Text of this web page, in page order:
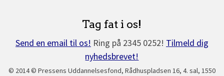
Tag fat i os!
Send en email til os! Ring på 2345 0252! Tilmeld dig
nyhedsbrevet!
© 2014 © Pressens Uddannelsesfond, Rådhuspladsen 16, 4. sal, 1550